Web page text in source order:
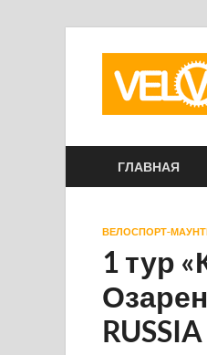
ГЛАВНАЯ
ВЕЛОСПОРТ-
1 тур
RUSSIA